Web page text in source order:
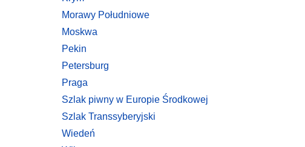
Morawy Południowe
Moskwa
Pekin
Petersburg
Praga
Szlak piwny w Europie Środkowej
Szlak Transsyberyjski
Wiedeń